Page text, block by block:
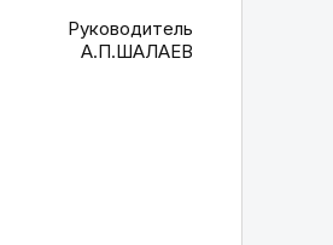
Руководитель
А.П.ШАЛАЕВ